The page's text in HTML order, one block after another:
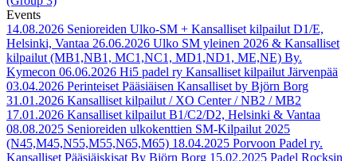
Events
14.08.2026 Senioreiden Ulko-SM + Kansalliset kilpailut D1/E,
Helsinki, Vantaa 26.06.2026 Ulko SM yleinen 2026 & Kansalliset
kilpailut (MB1,NB1, MC1,NC1, MD1,ND1, ME,NE) By.
Kymecon 06.06.2026 Hi5 padel ry Kansalliset kilpailut Järvenpää
03.04.2026 Perinteiset Pääsiäisen Kansalliset by Björn Borg
31.01.2026 Kansalliset kilpailut / XO Center / NB2 / MB2
17.01.2026 Kansalliset kilpailut B1/C2/D2, Helsinki & Vantaa
08.08.2025 Senioreiden ulkokenttien SM-Kilpailut 2025
(N45,M45,N55,M55,N65,M65) 18.04.2025 Porvoon Padel ry.
Kansalliset Pääsiäiskisat By Björn Borg 15.02.2025 Padel Rocksin